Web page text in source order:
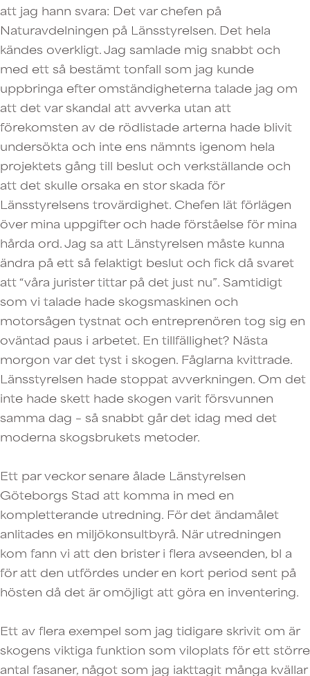
att jag hann svara: Det var chefen på
Naturavdelningen på Länsstyrelsen. Det hela
kändes overkligt. Jag samlade mig snabbt och
med ett så bestämt tonfall som jag kunde
uppbringa efter omständigheterna talade jag om
att det var skandal att avverka utan att
förekomsten av de rödlistade arterna hade blivit
undersökta och inte ens nämnts igenom hela
projektets gång till beslut och verkställande och
att det skulle orsaka en stor skada för
Länsstyrelsens trovärdighet. Chefen lät förlägen
över mina uppgifter och hade förståelse för mina
hårda ord. Jag sa att Länstyrelsen måste kunna
ändra på ett så felaktigt beslut och fick då svaret
att “våra jurister tittar på det just nu”. Samtidigt
som vi talade hade skogsmaskinen och
motorsågen tystnat och entreprenören tog sig en
oväntad paus i arbetet. En tillfällighet? Nästa
morgon var det tyst i skogen. Fåglarna kvittrade.
Länsstyrelsen hade stoppat avverkningen. Om det
inte hade skett hade skogen varit försvunnen
samma dag – så snabbt går det idag med det
moderna skogsbrukets metoder.
Ett par veckor senare ålade Länstyrelsen
Göteborgs Stad att komma in med en
kompletterande utredning. För det ändamålet
anlitades en miljökonsultbyrå. När utredningen
kom fann vi att den brister i flera avseenden, bl a
för att den utfördes under en kort period sent på
hösten då det är omöjligt att göra en inventering.
Ett av flera exempel som jag tidigare skrivit om är
skogens viktiga funktion som viloplats för ett större
antal fasaner, något som jag iakttagit många kvällar